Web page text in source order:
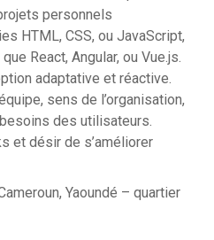
personnels
HTML, CSS, ou JavaScript,
React, Angular, ou Vue.js.
adaptative et réactive.
sens de l’organisation,
des utilisateurs.
et désir de s’améliorer
Yaoundé – quartier